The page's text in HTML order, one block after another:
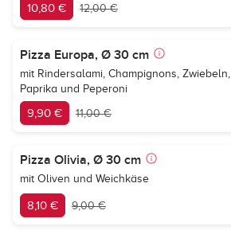
10,80 € 12,00 €
Pizza Europa, Ø 30 cm
mit Rindersalami, Champignons, Zwiebeln,
Paprika und Peperoni
9,90 € 11,00 €
Pizza Olivia, Ø 30 cm
mit Oliven und Weichkäse
8,10 € 9,00 €